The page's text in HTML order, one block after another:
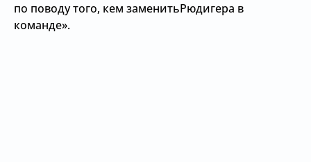
по поводу того, кем заменитьРюдигера в
команде».